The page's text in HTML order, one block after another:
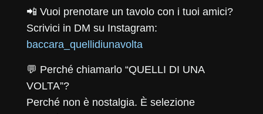
📲 Vuoi prenotare un tavolo con i tuoi amici?
Scrivici in DM su Instagram:
baccara_quellidiunavolta
💬 Perché chiamarlo “QUELLI DI UNA
VOLTA”?
Perché non è nostalgia. È selezione